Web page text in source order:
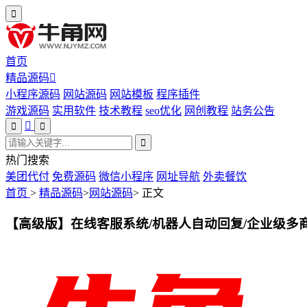
首页
精品源码
小程序源码 网站源码 网站模板 程序插件
游戏源码 实用软件 技术教程 seo优化 网创教程 站务公告
热门搜索
美团代付 免费源码 微信小程序 网址导航 外卖餐饮
首页 > 精品源码>网站源码> 正文
【高级版】在线客服系统/机器人自动回复/企业级多